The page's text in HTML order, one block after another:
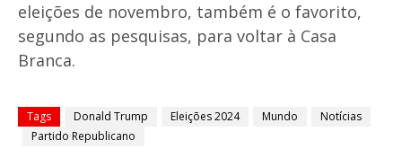
eleições de novembro, também é o favorito,
segundo as pesquisas, para voltar à Casa
Branca.
Tags Donald Trump Eleições 2024 Mundo
Notícias
Partido Republicano